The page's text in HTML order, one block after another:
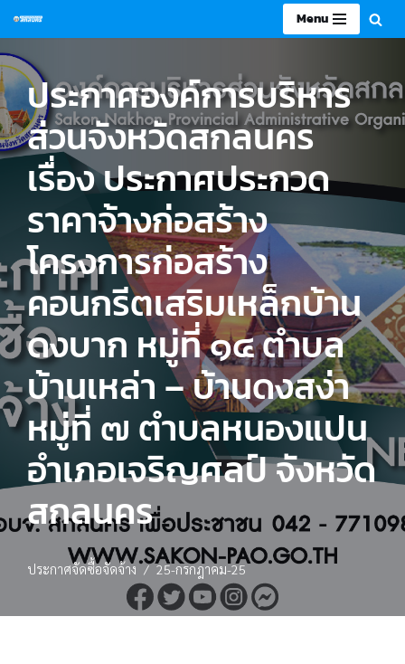
to
content
Menu
ประกาศองค์การบริหาร
ส่วนจังหวัดสกลนคร
เรื่อง ประกาศประกวด
ราคาจ้างก่อสร้าง
โครงการก่อสร้าง
คอนกรีตเสริมเหล็กบ้าน
ดงบาก หมู่ที่ ๑๔ ตำบล
บ้านเหล่า – บ้านดงสง่า
หมู่ที่ ๗ ตำบลหนองแปน
อำเภอเจริญศลป์ จังหวัด
สกลนคร
ประกาศจัดซื้อจัดจ้าง 25-กรกฎาคม-25